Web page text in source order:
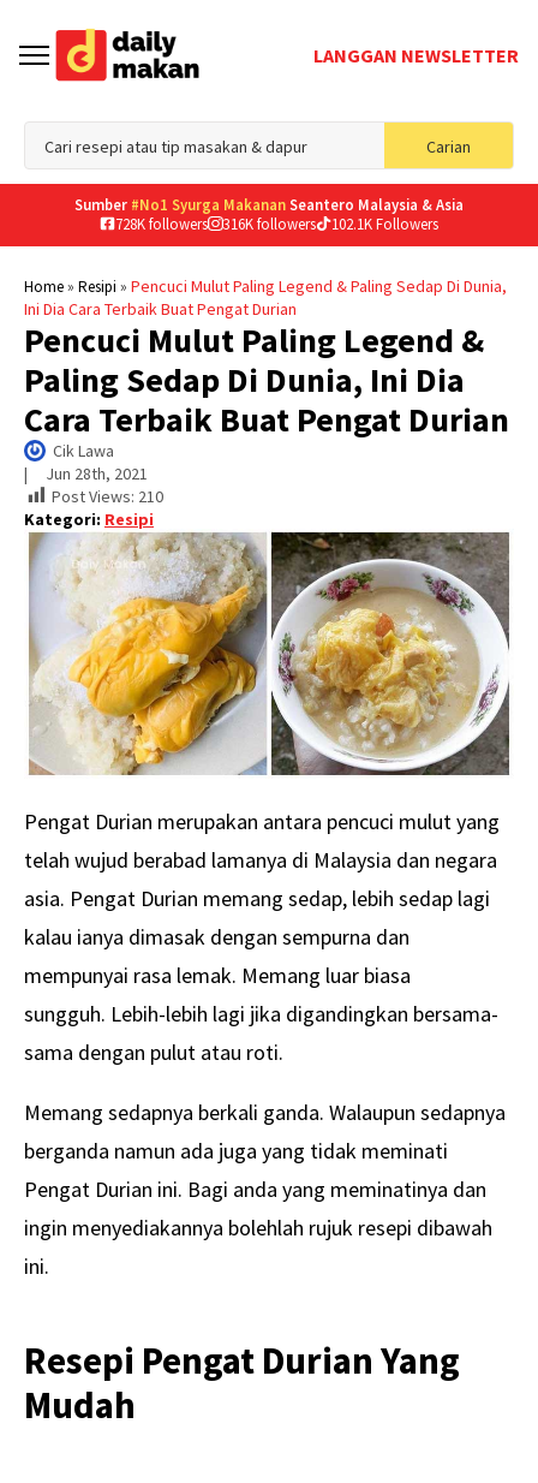
LANGGAN NEWSLETTER
Carian
for:
Sumber #No1 Syurga MakananSeantero Malaysia & Asia
728K followers
316K followers 102.1K Followers
Home» Resipi » Pencuci Mulut Paling Legend & Paling Sedap Di Dunia,
Ini Dia Cara Terbaik Buat Pengat Durian
Pencuci Mulut Paling Legend &
Paling Sedap Di Dunia, Ini Dia
Cara Terbaik Buat Pengat Durian
Cik Lawa
| Jun 28th, 2021
Post Views: 210
Kategori: Resipi
Pengat Durian merupakan antara pencuci mulut yang
telah wujud berabad lamanya di Malaysia dan negara
asia. Pengat Durian memang sedap, lebih sedap lagi
kalau ianya dimasak dengan sempurna dan
mempunyai rasa lemak. Memang luar biasa
sungguh. Lebih-lebih lagi jika digandingkan bersama-
sama dengan pulut atau roti.
Memang sedapnya berkali ganda. Walaupun sedapnya
berganda namun ada juga yang tidak meminati
Pengat Durian ini. Bagi anda yang meminatinya dan
ingin menyediakannya bolehlah rujuk resepi dibawah
ini.
Resepi Pengat Durian Yang
Mudah